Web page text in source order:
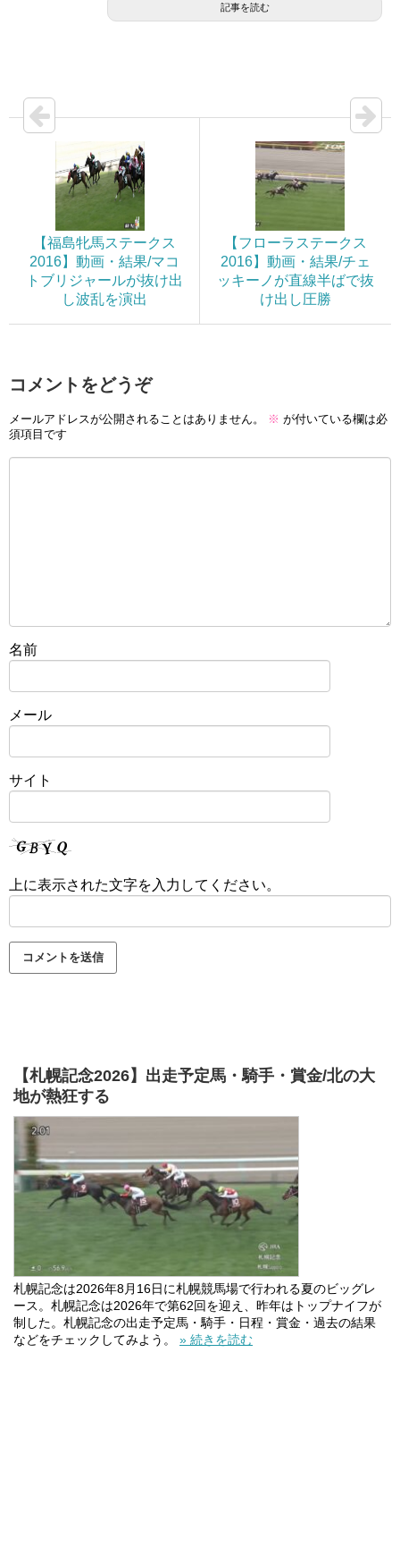
記事を読む
【福島牝馬ステークス
2016】動画・結果/マコ
トブリジャールが抜け出
し波乱を演出
【フローラステークス
2016】動画・結果/チェ
ッキーノが直線半ばで抜
け出し圧勝
コメントをどうぞ
メールアドレスが公開されることはありません。 ※ が付いている欄は必
須項目です
名前
メール
サイト
上に表示された文字を入力してください。
【札幌記念2026】出走予定馬・騎手・賞金/北の大
地が熱狂する
札幌記念は2026年8月16日に札幌競馬場で行われる夏のビッグレ
ース。札幌記念は2026年で第62回を迎え、昨年はトップナイフが
制した。札幌記念の出走予定馬・騎手・日程・賞金・過去の結果
などをチェックしてみよう。 » 続きを読む